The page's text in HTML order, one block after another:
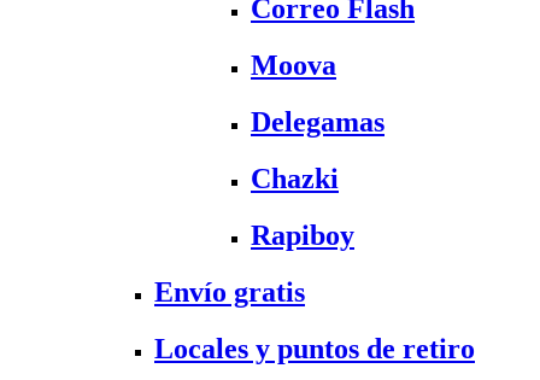
Correo Flash
Moova
Delegamas
Chazki
Rapiboy
Envío gratis
Locales y puntos de retiro